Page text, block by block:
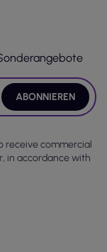
receive commercial
in accordance with